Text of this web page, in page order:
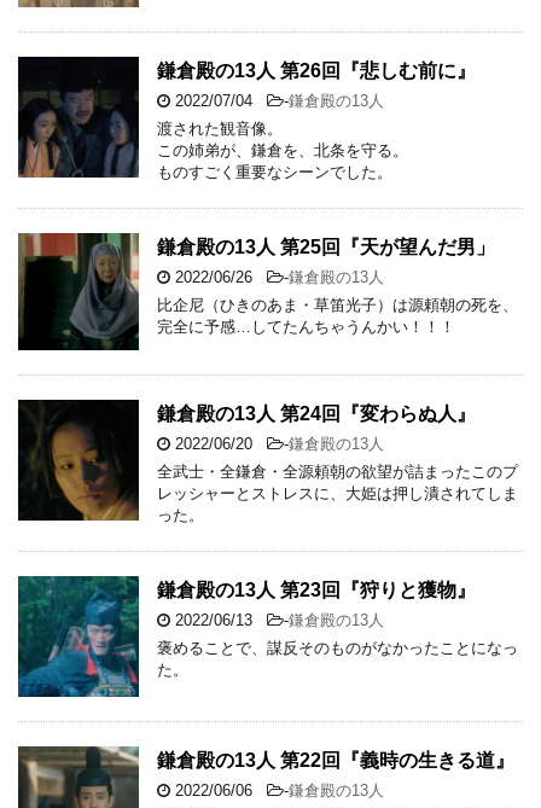
鎌倉殿の13人 第26回『悲しむ前に』
2022/07/04 -鎌倉殿の13人
渡された観音像。
この姉弟が、鎌倉を、北条を守る。
ものすごく重要なシーンでした。
鎌倉殿の13人 第25回『天が望んだ男」
2022/06/26 -鎌倉殿の13人
比企尼（ひきのあま・草笛光子）は源頼朝の死を、
完全に予感…してたんちゃうんかい！！！
鎌倉殿の13人 第24回『変わらぬ人』
2022/06/20 -鎌倉殿の13人
全武士・全鎌倉・全源頼朝の欲望が詰まったこのプ
レッシャーとストレスに、大姫は押し潰されてしま
った。
鎌倉殿の13人 第23回『狩りと獲物』
2022/06/13 -鎌倉殿の13人
褒めることで、謀反そのものがなかったことになっ
た。
鎌倉殿の13人 第22回『義時の生きる道』
2022/06/06 -鎌倉殿の13人